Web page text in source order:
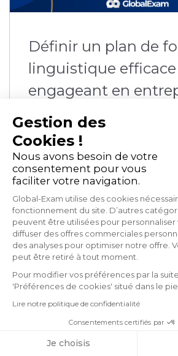
Définir un plan de
linguistique
engageant en
E-learning et blended-learning
Organisme de formation
11 min de lecture
Gestion des
Cookies !
Nous avons besoin de votre
consentement pour vous
faciliter votre navigation.
Global-Exam utilise des cookies
fonctionnement du site. D’autres
peuvent être utilisées pour
diffuser des offres commerciales
des analyses pour optimiser notre offre.
peut être retiré à tout moment.
Pour modifier vos préférences par la
'Préférences de cookies' situé dans le
Lire notre politique de confidentialité
Consentements certifiés par
Je choisis
Cookies